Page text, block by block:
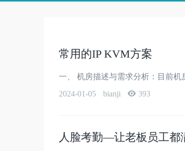
常用的IP KVM方案
一、 机房描述与需求分析：目前机
2024-01-05
bianji 393
人脸考勤—让老板员工都